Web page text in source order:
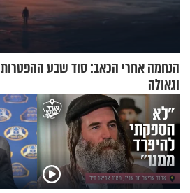
הנחמה אחרי הכאב: סוד שבע
וגאולה